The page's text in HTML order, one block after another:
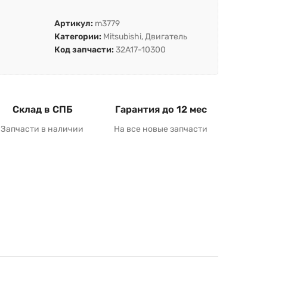
Артикул: m3779
Категории: Mitsubishi, Двигатель
Код запчасти: 32A17-10300
Склад в СПБ
Запчасти в наличии
Гарантия до 12 мес
На все новые запчасти